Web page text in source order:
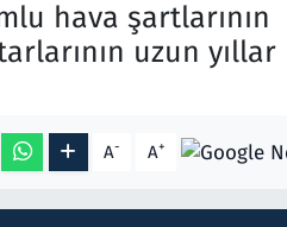
hava şartlarının
uzun yıllar
A- A+